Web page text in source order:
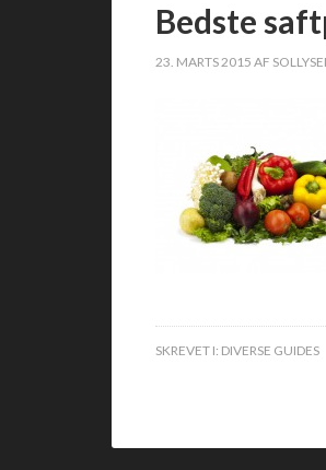
Bedste
23. MARTS 2015 AF
SKREVET I: DIVERSE GUIDES